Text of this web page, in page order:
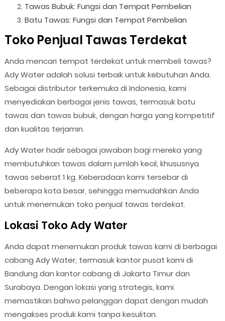
Tawas Bubuk: Fungsi dan Tempat Pembelian
Batu Tawas: Fungsi dan Tempat Pembelian
Toko Penjual Tawas Terdekat
Anda mencari tempat terdekat untuk membeli tawas?
Ady Water adalah solusi terbaik untuk kebutuhan Anda.
Sebagai distributor terkemuka di Indonesia, kami
menyediakan berbagai jenis tawas, termasuk batu
tawas dan tawas bubuk, dengan harga yang kompetitif
dan kualitas terjamin.
Ady Water hadir sebagai jawaban bagi mereka yang
membutuhkan tawas dalam jumlah kecil, khususnya
tawas seberat 1 kg. Keberadaan kami tersebar di
beberapa kota besar, sehingga memudahkan Anda
untuk menemukan toko penjual tawas terdekat.
Lokasi Toko Ady Water
Anda dapat menemukan produk tawas kami di berbagai
cabang Ady Water, termasuk kantor pusat kami di
Bandung dan kantor cabang di Jakarta Timur dan
Surabaya. Dengan lokasi yang strategis, kami
memastikan bahwa pelanggan dapat dengan mudah
mengakses produk kami tanpa kesulitan.